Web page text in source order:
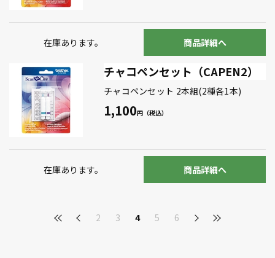
在庫あります。 商品詳細へ
チャコペンセット（CAPEN2）
チャコペンセット 2本組(2種各1本)
1,100
在庫あります。 商品詳細へ
2 3 4 5 6